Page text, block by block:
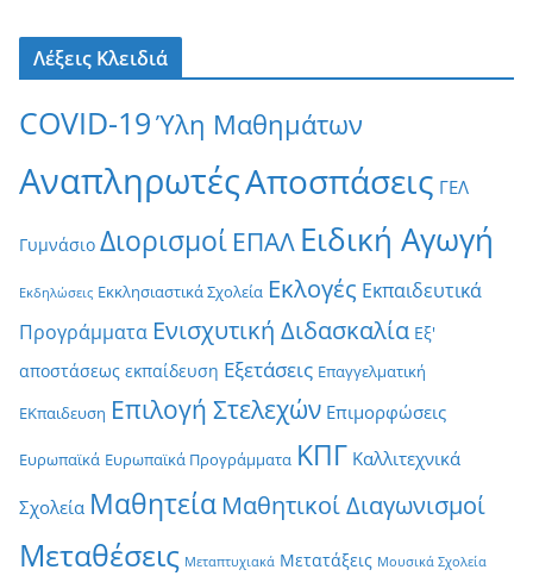
Λέξεις Κλειδιά
COVID-19Ύλη Μαθημάτων
ΑναπληρωτέςΑποσπάσεις ΓΕΛ
Γυμνάσιο Διορισμοί ΕΠΑΛ Ειδική Αγωγή
Εκδηλώσεις Εκκλησιαστικά Σχολεία Εκλογές Εκπαιδευτικά
Προγράμματα Ενισχυτική Διδασκαλία Εξ'
αποστάσεως εκπαίδευση Εξετάσεις Επαγγελματική
ΕΚπαιδευση Επιλογή Στελεχών Επιμορφώσεις
Ευρωπαϊκά Ευρωπαϊκά Προγράμματα ΚΠΓ Καλλιτεχνικά
Σχολεία Μαθητεία Μαθητικοί Διαγωνισμοί
Μεταθέσεις Μεταπτυχιακά Μετατάξεις Μουσικά Σχολεία